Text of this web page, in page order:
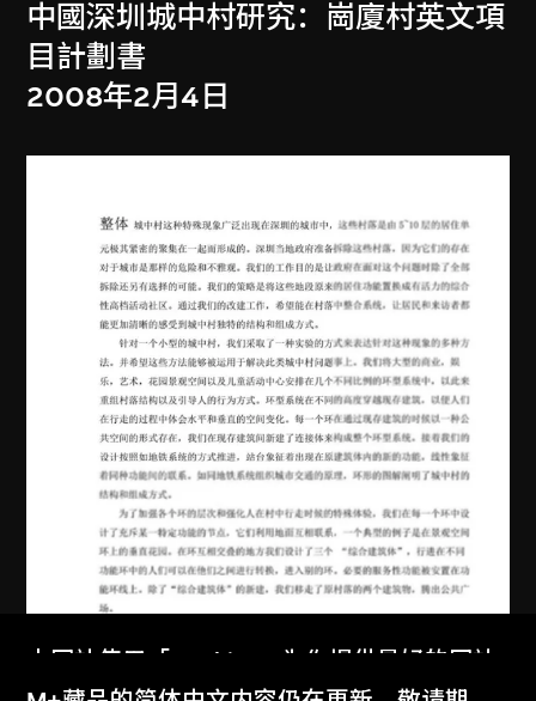
中國深圳城中村研究：崗廈村英文項
目計劃書
2008年2月4日
本网站使用「Cookies」为你提供最好的网站